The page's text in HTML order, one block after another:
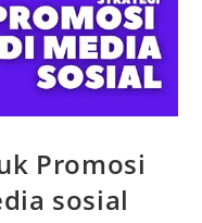
Promosi
sosial